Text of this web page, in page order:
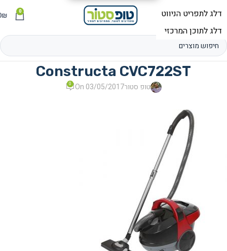
תפריט 0
₪
Constructa CVC722ST
טופ סטורOn 03/05/2017
0